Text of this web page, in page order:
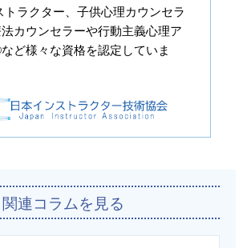
トラクター、子供心理カウンセラ
カウンセラーや行動主義心理ア
ど様々な資格を認定していま
関連コラムを見る